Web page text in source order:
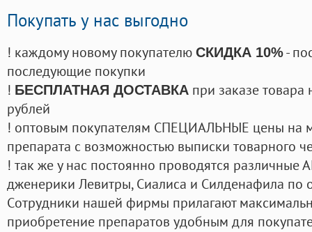
Покупать у нас выгодно
! каждому новому покупателю СКИДКА 10%-
последующие покупки
! БЕСПЛАТНАЯ ДОСТАВКА при заказе
рублей
! оптовым покупателям СПЕЦИАЛЬНЫЕ цены на
препарата с возможностью выписки товарного
! так же у нас постоянно проводятся
дженерики Левитры, Сиалиса и Силденафила по
Cотрудники нашей фирмы прилагают
приобретение препаратов удобным для